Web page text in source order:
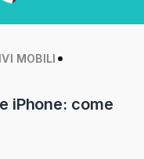
MOBILI
iPhone: come